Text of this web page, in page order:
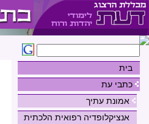
בית
כתבי עת
אמונת עתיך
אנציקלופדיה רפואית הלכתית